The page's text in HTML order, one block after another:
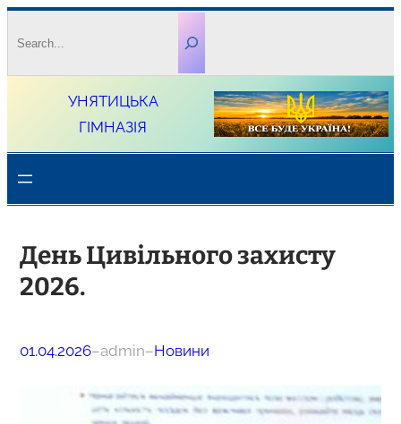
до
вмісту
УНЯТИЦЬКА
ГІМНАЗІЯ
День Цивільного захисту
2026.
01.04.2026–admin–Новини